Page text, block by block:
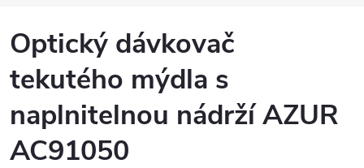
Optický dávkovač
tekutého mýdla s
naplnitelnou nádrží AZUR
AC91050